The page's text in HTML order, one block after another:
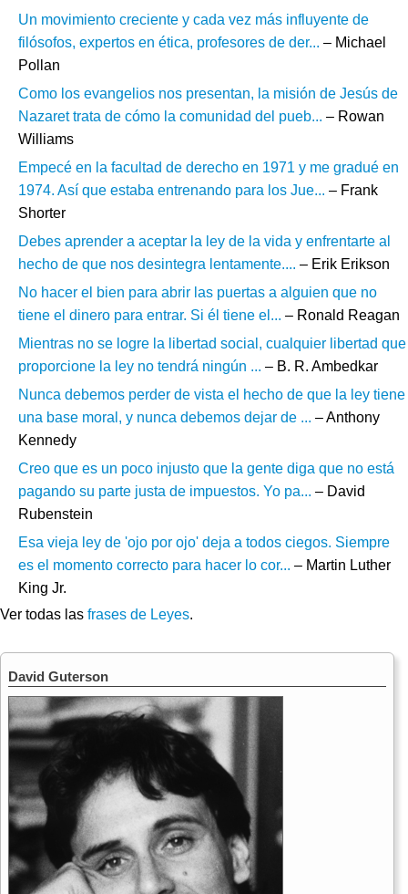
Un movimiento creciente y cada vez más influyente de
filósofos, expertos en ética, profesores de der... – Michael
Pollan
Como los evangelios nos presentan, la misión de Jesús de
Nazaret trata de cómo la comunidad del pueb... – Rowan
Williams
Empecé en la facultad de derecho en 1971 y me gradué en
1974. Así que estaba entrenando para los Jue... – Frank
Shorter
Debes aprender a aceptar la ley de la vida y enfrentarte al
hecho de que nos desintegra lentamente.... – Erik Erikson
No hacer el bien para abrir las puertas a alguien que no
tiene el dinero para entrar. Si él tiene el... – Ronald Reagan
Mientras no se logre la libertad social, cualquier libertad que
proporcione la ley no tendrá ningún ... – B. R. Ambedkar
Nunca debemos perder de vista el hecho de que la ley tiene
una base moral, y nunca debemos dejar de ... – Anthony
Kennedy
Creo que es un poco injusto que la gente diga que no está
pagando su parte justa de impuestos. Yo pa... – David
Rubenstein
Esa vieja ley de 'ojo por ojo' deja a todos ciegos. Siempre
es el momento correcto para hacer lo cor... – Martin Luther
King Jr.
Ver todas las frases de Leyes.
David Guterson